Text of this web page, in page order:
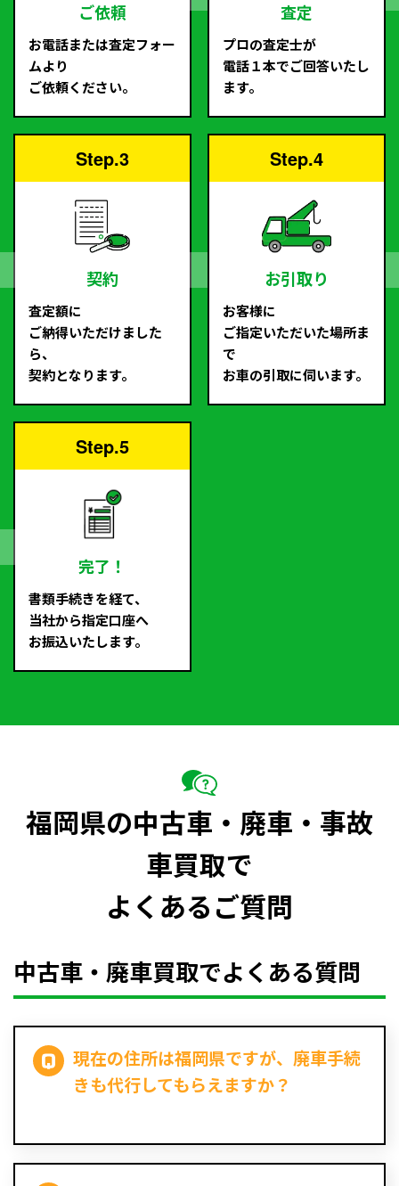
ご依頼
お電話または査定フォー
ムより
ご依頼ください。
査定
プロの査定士が
電話１本でご回答いたし
ます。
Step.3
契約
査定額に
ご納得いただけました
ら、
契約となります。
Step.4
お引取り
お客様に
ご指定いただいた場所ま
で
お車の引取に伺います。
Step.5
完了！
書類手続きを経て、
当社から指定口座へ
お振込いたします。
福岡県の中古車・廃車・事故
車買取で
よくあるご質問
中古車・廃車買取でよくある質問
現在の住所は福岡県ですが、廃車手続
きも代行してもらえますか？